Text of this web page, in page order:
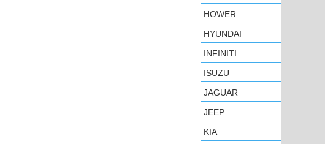
HOWER
HYUNDAI
INFINITI
ISUZU
JAGUAR
JEEP
KIA